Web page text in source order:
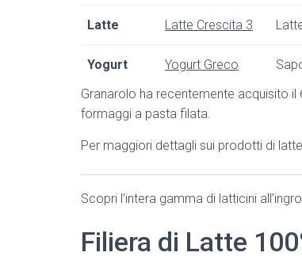
Latte Latte Crescita 3
Yogurt Yogurt Greco
Granarolo ha recentemente acquisito
formaggi a pasta filata.
Per maggiori dettagli sui prodotti di
Scopri l’intera gamma di latticini
Filiera di Latte